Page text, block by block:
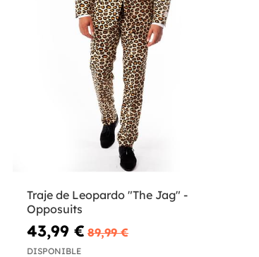
Traje de Leopardo "The Jag" -
Opposuits
43,99 € 89,99 €
DISPONIBLE